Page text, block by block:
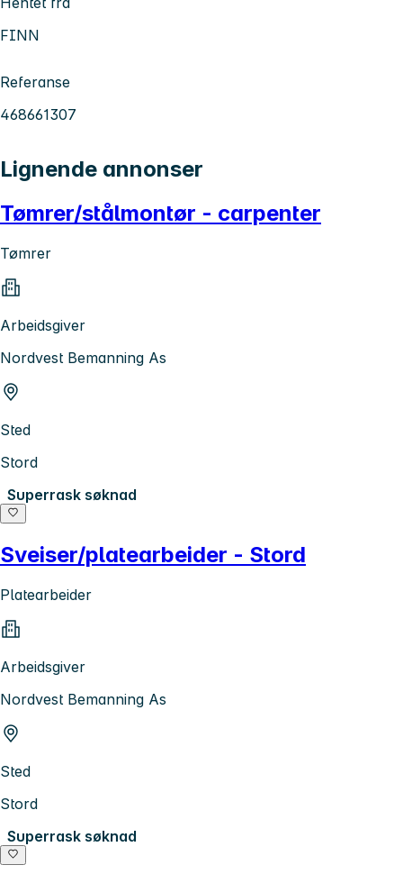
FINN
Referanse
468661307
Lignende annonser
Tømrer/stålmontør - carpenter
Tømrer
Arbeidsgiver
Nordvest Bemanning As
Sted
Stord
Superrask søknad
Sveiser/platearbeider - Stord
Platearbeider
Arbeidsgiver
Nordvest Bemanning As
Sted
Stord
Superrask søknad